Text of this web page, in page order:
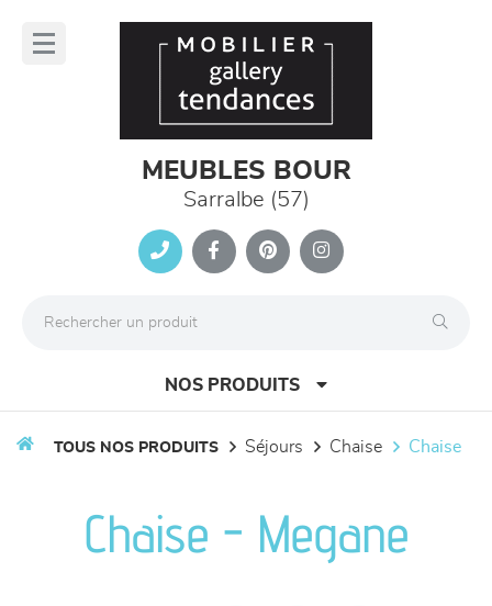
MEUBLES BOUR
Sarralbe (57)
NOS PRODUITS
séjours
TOUS NOS PRODUITS séjours chaise chaise
Chaise - Megane